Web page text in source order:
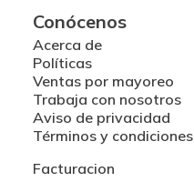
Conócenos
Acerca de
Políticas
Ventas por mayoreo
Trabaja con nosotros
Aviso de privacidad
Términos y condiciones
Facturacion